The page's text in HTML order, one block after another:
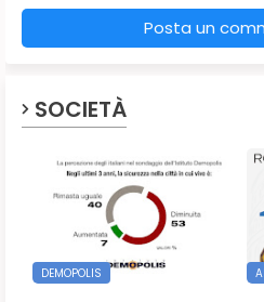
Posta un
SOCIETÀ
DEMOPOLIS